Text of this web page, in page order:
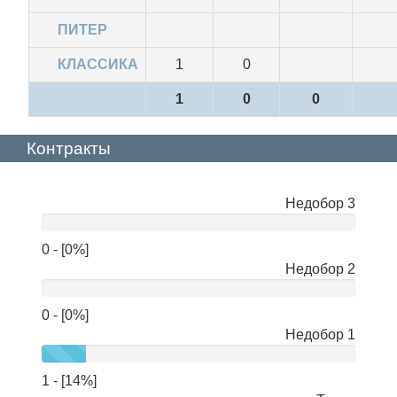
ПИТЕР
КЛАССИКА 1 0
1 0 0
Контракты
Недобор 3
0 - [0%]
Недобор 2
0 - [0%]
Недобор 1
1 - [14%]